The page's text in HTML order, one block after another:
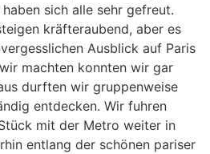
sich alle sehr gefreut.
kräfteraubend, aber es
Ausblick auf Paris
machten konnten wir gar
durften wir gruppenweise
entdecken. Wir fuhren
mit der Metro weiter in
entlang der schönen pariser